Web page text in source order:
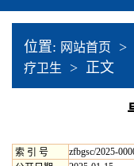
位置: 网站首页 >
疗卫生
> 正文
索 引 号 zfbgsc/2025-